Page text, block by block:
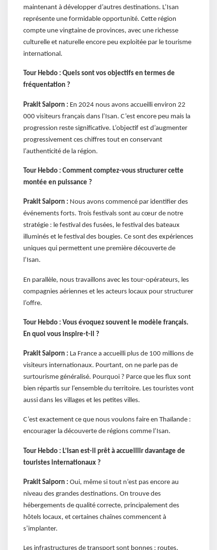
maintenant à développer d’autres destinations. L’Isan
représente une formidable opportunité. Cette région
compte une vingtaine de provinces, avec une richesse
culturelle et naturelle encore peu exploitée par le tourisme
international.
Tour Hebdo : Quels sont vos objectifs en termes de
fréquentation ?
Prakit Saiporn : En 2024 nous avons accueilli environ 22
000 visiteurs français dans l’Isan. C’est encore peu mais la
progression reste significative. L’objectif est d’augmenter
progressivement ces chiffres tout en conservant
l’authenticité de la région.
Tour Hebdo : Comment comptez-vous structurer cette
montée en puissance ?
Prakit Saiporn : Nous avons commencé par identifier des
événements forts. Trois festivals sont au cœur de notre
stratégie : le festival des fusées, le festival des bateaux
illuminés et le festival des bougies. Ce sont des expériences
uniques qui permettent une première découverte de
l’Isan.
En parallèle, nous travaillons avec les tour-opérateurs, les
compagnies aériennes et les acteurs locaux pour structurer
l’offre.
Tour Hebdo : Vous évoquez souvent le modèle français.
En quoi vous inspire-t-il ?
Prakit Saiporn : La France a accueilli plus de 100 millions de
visiteurs internationaux. Pourtant, on ne parle pas de
surtourisme généralisé. Pourquoi ? Parce que les flux sont
bien répartis sur l’ensemble du territoire. Les touristes vont
aussi dans les villages et les petites villes.
C’est exactement ce que nous voulons faire en Thaïlande :
encourager la découverte de régions comme l’Isan.
Tour Hebdo : L’Isan est-il prêt à accueillir davantage de
touristes internationaux ?
Prakit Saiporn : Oui, même si tout n’est pas encore au
niveau des grandes destinations. On trouve des
hébergements de qualité correcte, principalement des
hôtels locaux, et certaines chaînes commencent à
s’implanter.
Les infrastructures de transport sont bonnes : routes,